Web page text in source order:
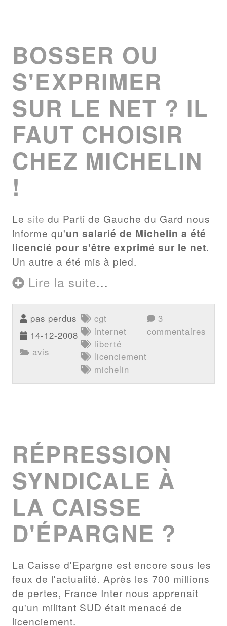
BOSSER OU
S'EXPRIMER
SUR LE NET ? IL
FAUT CHOISIR
CHEZ MICHELIN
!
Le site du Parti de Gauche du Gard nous
informe qu'un salarié de Michelin a été
licencié pour s'être exprimé sur le net.
Un autre a été mis à pied.
Lire la suite...
pas perdus
14-12-2008
avis
cgt
internet
liberté
licenciement
michelin
3
commentaires
RÉPRESSION
SYNDICALE À
LA CAISSE
D'ÉPARGNE ?
La Caisse d'Epargne est encore sous les
feux de l'actualité. Après les 700 millions
de pertes, France Inter nous apprenait
qu'un militant SUD était menacé de
licenciement.